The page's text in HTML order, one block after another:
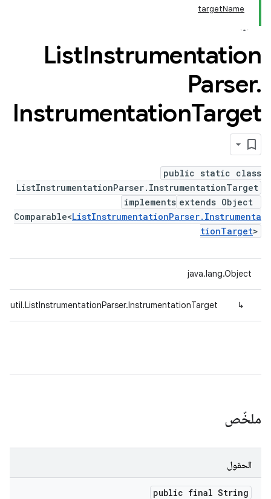
targetName
ListInstrumentation
Parser.
InstrumentationTarget
public static class
ListInstrumentationParser.InstrumentationTarget
extends Object
implements
Comparable<ListInstrumentationParser.Instrumenta
tionTarget>
java.lang.Object
↳
ملخّص
الحقول
public final String